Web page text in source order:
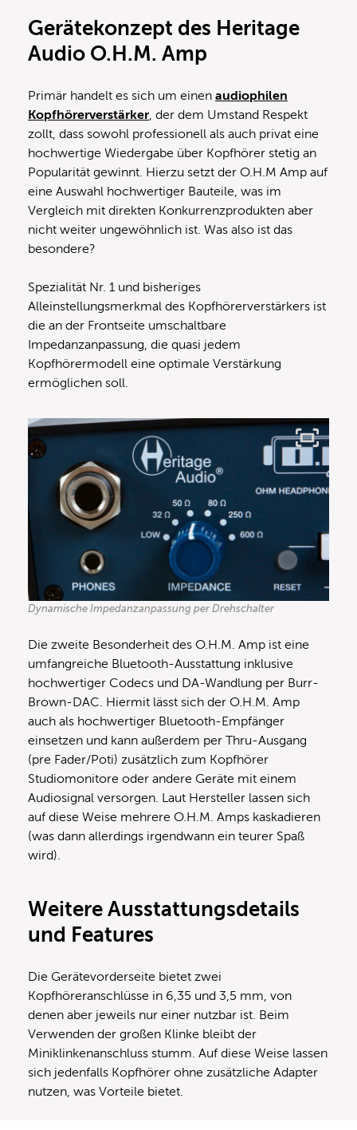
Gerätekonzept des Heritage
Audio O.H.M. Amp
Primär handelt es sich um einen audiophilen
Kopfhörerverstärker, der dem Umstand Respekt
zollt, dass sowohl professionell als auch privat eine
hochwertige Wiedergabe über Kopfhörer stetig an
Popularität gewinnt. Hierzu setzt der O.H.M Amp auf
eine Auswahl hochwertiger Bauteile, was im
Vergleich mit direkten Konkurrenzprodukten aber
nicht weiter ungewöhnlich ist. Was also ist das
besondere?
Spezialität Nr. 1 und bisheriges
Alleinstellungsmerkmal des Kopfhörerverstärkers ist
die an der Frontseite umschaltbare
Impedanzanpassung, die quasi jedem
Kopfhörermodell eine optimale Verstärkung
ermöglichen soll.
Dynamische Impedanzanpassung per Drehschalter
Die zweite Besonderheit des O.H.M. Amp ist eine
umfangreiche Bluetooth-Ausstattung inklusive
hochwertiger Codecs und DA-Wandlung per Burr-
Brown-DAC. Hiermit lässt sich der O.H.M. Amp
auch als hochwertiger Bluetooth-Empfänger
einsetzen und kann außerdem per Thru-Ausgang
(pre Fader/Poti) zusätzlich zum Kopfhörer
Studiomonitore oder andere Geräte mit einem
Audiosignal versorgen. Laut Hersteller lassen sich
auf diese Weise mehrere O.H.M. Amps kaskadieren
(was dann allerdings irgendwann ein teurer Spaß
wird).
Weitere Ausstattungsdetails
und Features
Die Gerätevorderseite bietet zwei
Kopfhöreranschlüsse in 6,35 und 3,5 mm, von
denen aber jeweils nur einer nutzbar ist. Beim
Verwenden der großen Klinke bleibt der
Miniklinkenanschluss stumm. Auf diese Weise lassen
sich jedenfalls Kopfhörer ohne zusätzliche Adapter
nutzen, was Vorteile bietet.